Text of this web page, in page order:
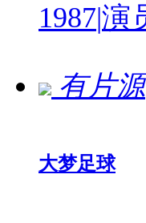
1987|演
有片源
大梦足球